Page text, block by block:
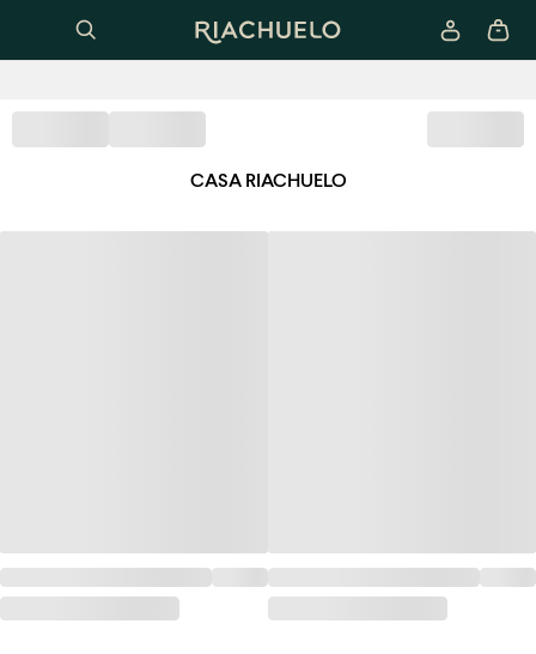
CASA RIACHUELO